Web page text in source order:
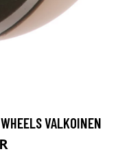
VALKOINEN